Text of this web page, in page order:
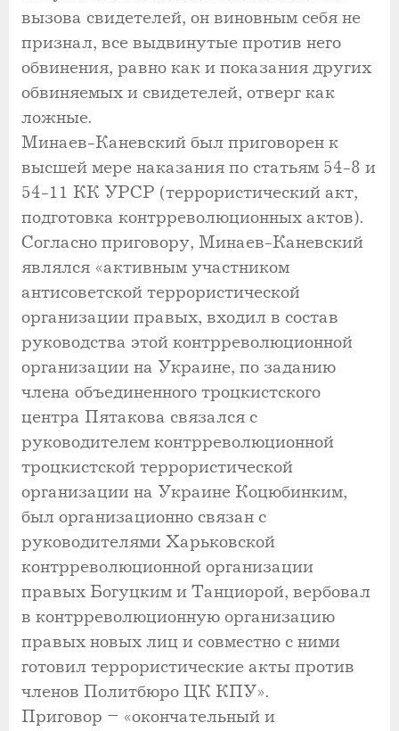
вызова свидетелей, он виновным себя не
признал, все выдвинутые против него
обвинения, равно как и показания других
обвиняемых и свидетелей, отверг как
ложные.
Минаев-Каневский был приговорен к
высшей мере наказания по статьям 54-8 и
54-11 КК УРСР (террористический акт,
подготовка контрреволюционных актов).
Согласно приговору, Минаев-Каневский
являлся «активным участником
антисоветской террористической
организации правых, входил в состав
руководства этой контрреволюционной
организации на Украине, по заданию
члена объединенного троцкистского
центра Пятакова связался с
руководителем контрреволюционной
троцкистской террористической
организации на Украине Коцюбинким,
был организационно связан с
руководителями Харьковской
контрреволюционной организации
правых Богуцким и Танциорой, вербовал
в контрреволюционную организацию
правых новых лиц и совместно с ними
готовил террористические акты против
членов Политбюро ЦК КПУ».
Приговор – «окончательный и